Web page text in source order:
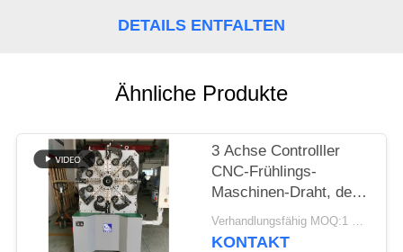
PRIVACY
POLICY
DETAILS ENTFALTEN
Ähnliche Produkte
3 Achse Controlller
CNC-Frühlings-
Maschinen-Draht, der
Frühlings-Bieger-
Maschine bildet
Verhandlungsfähig MOQ:1 Satz
KONTAKT